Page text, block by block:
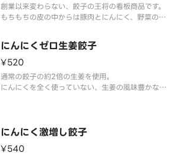
創業以来変わらない、餃子の王将の看板商品です。
もちもちの皮の中からは豚肉とにんにく、野菜の旨
にんにくは青森県産、皮の小麦粉は北海道産、その
他の主要食材も全て国産です。
【注意事項】
※写真はイメージです。
にんにくゼロ生姜餃子
¥520
通常の餃子の約2倍の生姜を使用。
にんにくを全く使っていない、生姜の風味豊かなマ
【注意事項】
にんにく激増し餃子
¥540